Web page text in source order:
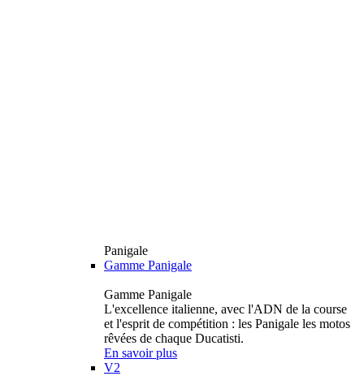
Panigale
Gamme Panigale
Gamme Panigale
L'excellence italienne, avec l'ADN de la course
et l'esprit de compétition : les Panigale les motos
rêvées de chaque Ducatisti.
En savoir plus
V2